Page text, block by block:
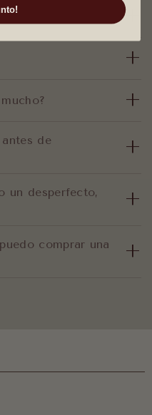
de
un desperfecto,
comprar una